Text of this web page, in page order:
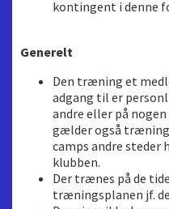
kontingent i denne
Generelt
Den træning et
adgang til er
andre eller på
gælder også træning
camps andre steder
klubben.
Der trænes på de
træningsplanen jf.